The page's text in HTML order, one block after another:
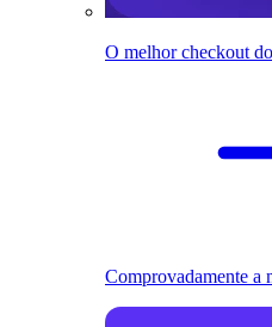
O melhor checkout
Comprovadamente a